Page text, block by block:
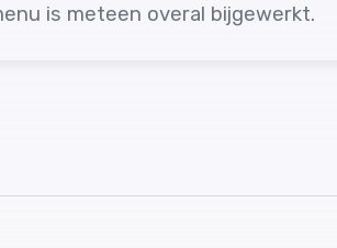
is meteen overal bijgewerkt.